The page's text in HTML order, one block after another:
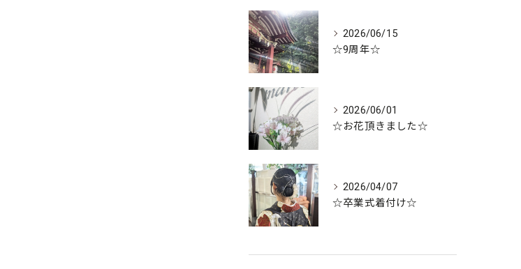
2026/06/15
☆9周年☆
2026/06/01
☆お花頂きました☆
2026/04/07
☆卒業式着付け☆